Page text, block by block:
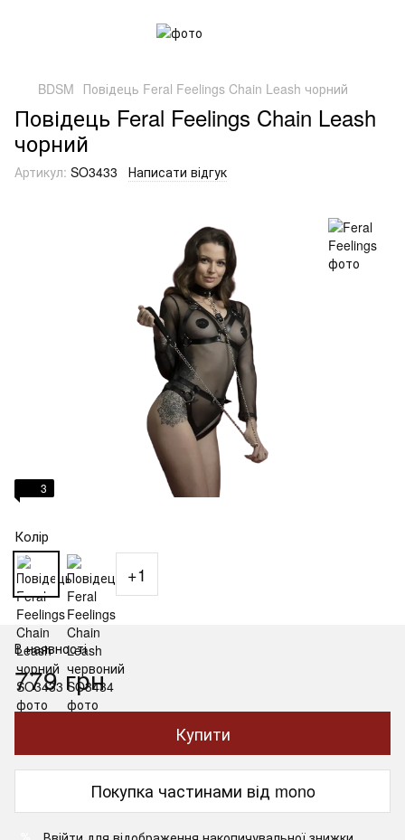
BDSM Повідець Feral Feelings Chain Leash чорний
Повідець Feral Feelings Chain Leash
чорний
Артикул: SO3433 Написати відгук
3
Колір
+1
В наявності
779 грн
Купити
Покупка частинами від mono